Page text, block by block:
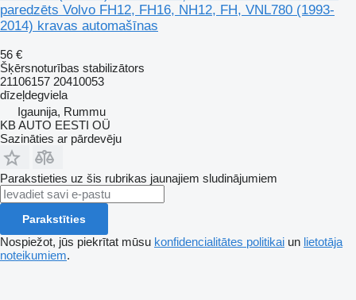
paredzēts Volvo FH12, FH16, NH12, FH, VNL780 (1993-
2014) kravas automašīnas
56 €
Šķērsnoturības stabilizātors
21106157 20410053
dīzeļdegviela
Igaunija, Rummu
KB AUTO EESTI OÜ
Sazināties ar pārdevēju
Parakstieties uz šis rubrikas jaunajiem sludinājumiem
Parakstīties
Nospiežot, jūs piekrītat mūsu konfidencialitātes politikai un lietotāja
noteikumiem.